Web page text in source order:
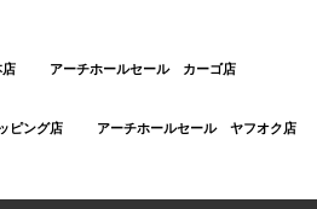
アーチホールセール カーゴ店
ピング店 アーチホールセール ヤフオク店